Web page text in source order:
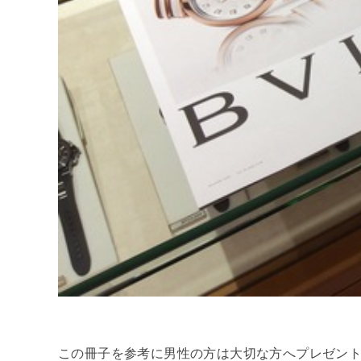
この冊子を参考に男性の方は大切な方へプレゼン